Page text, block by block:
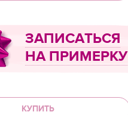
ЗАПИСАТЬСЯ
НА ПРИМЕРКУ
КУПИТЬ